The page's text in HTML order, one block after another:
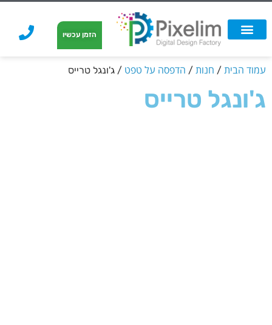
הזמן עכשיו
עמוד הבית / חנות / הדפסה על טפט / ג'ונגל טרייס
ג'ונגל טרייס